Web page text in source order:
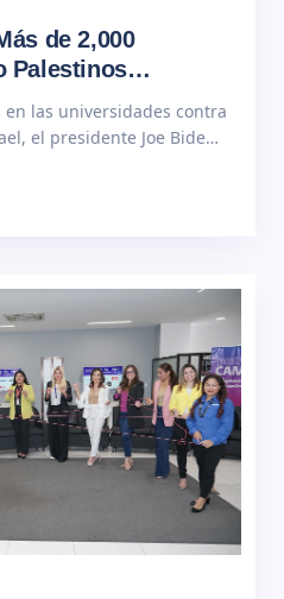
de 2,000
Palestinos
las universidades contra
el presidente Joe Biden,
manifestantes pro